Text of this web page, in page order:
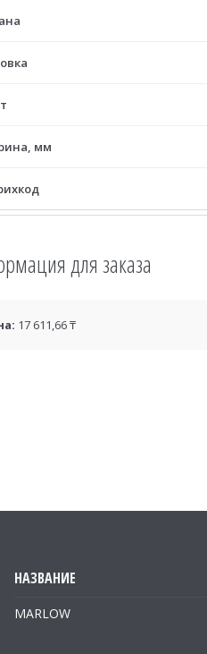
мм
для заказа
17 611,66 ₸
MARLOW